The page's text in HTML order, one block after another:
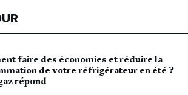
faire des économies et réduire la
de votre réfrigérateur en été ?
répond